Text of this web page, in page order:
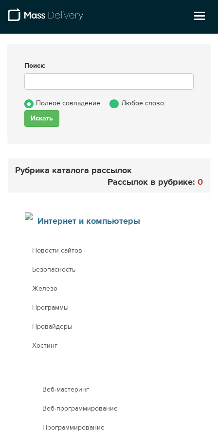
Поиск:
Полное совпадение Любое слово
Рубрика каталога рассылок
Рассылок в рубрике: 0
Интернет и компьютеры
Новости сайтов
Безопасность
Железо
Программы
Провайдеры
Хостинг
Веб-мастеринг
Веб-программирование
Программирование